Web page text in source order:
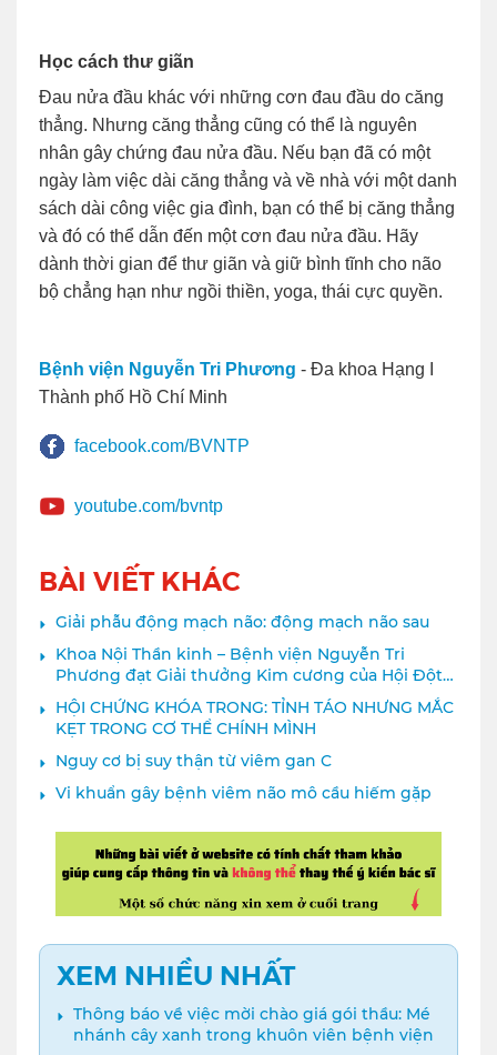
Học cách thư giãn
Đau nửa đầu khác với những cơn đau đầu do căng
thẳng. Nhưng căng thẳng cũng có thể là nguyên
nhân gây chứng đau nửa đầu. Nếu bạn đã có một
ngày làm việc dài căng thẳng và về nhà với một danh
sách dài công việc gia đình, bạn có thể bị căng thẳng
và đó có thể dẫn đến một cơn đau nửa đầu. Hãy
dành thời gian để thư giãn và giữ bình tĩnh cho não
bộ chẳng hạn như ngồi thiền, yoga, thái cực quyền.
Bệnh viện Nguyễn Tri Phương - Đa khoa Hạng I
Thành phố Hồ Chí Minh
facebook.com/BVNTP
youtube.com/bvntp
BÀI VIẾT KHÁC
Giải phẫu động mạch não: động mạch não sau
Khoa Nội Thần kinh – Bệnh viện Nguyễn Tri
Phương đạt Giải thưởng Kim cương của Hội Đột
quỵ Thế giới
HỘI CHỨNG KHÓA TRONG: TỈNH TÁO NHƯNG MẮC
KẸT TRONG CƠ THỂ CHÍNH MÌNH
Nguy cơ bị suy thận từ viêm gan C
Vi khuẩn gây bệnh viêm não mô cầu hiếm gặp
XEM NHIỀU NHẤT
Thông báo về việc mời chào giá gói thầu: Mé
nhánh cây xanh trong khuôn viên bệnh viện